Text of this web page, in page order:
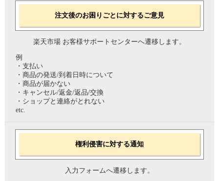
注文後のお困りごとに対するご意見
楽天市場 お客様サポートセンターへ遷移します。
例
・支払い
・商品の発送/到着日時について
・商品が届かない
・キャンセル/返金/返品/交換
・ショップと連絡がとれない
etc.
権利侵害に対する通知
入力フォームへ遷移します。